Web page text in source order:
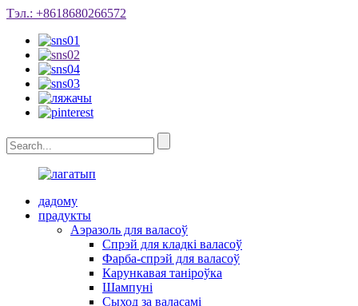
Тэл.: +8618680266572
дадому
прадукты
Аэразоль для валасоў
Спрэй для кладкі валасоў
Фарба-спрэй для валасоў
Карункавая таніроўка
Шампуні
Сыход за валасамі